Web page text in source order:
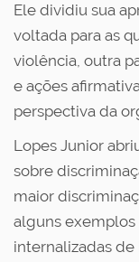
Ele dividiu sua
voltada para as
violência, outra
e ações
perspectiva da
Lopes Junior
sobre
maior
alguns
internalizadas de